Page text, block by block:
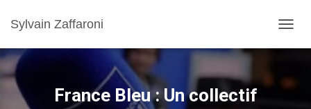
Sylvain Zaffaroni
France Bleu : Un collectif